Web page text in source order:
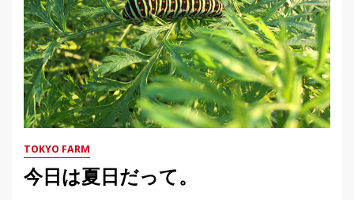
TOKYO FARM
今日は夏日だって。